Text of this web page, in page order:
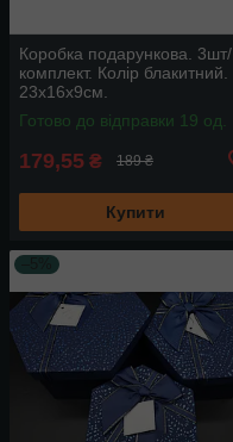
Коробка подарункова. 3шт/
комплект. Колір блакитний.
23х16х9см.
Готово до відправки 19 од.
179,55 ₴ 189 ₴
Купити